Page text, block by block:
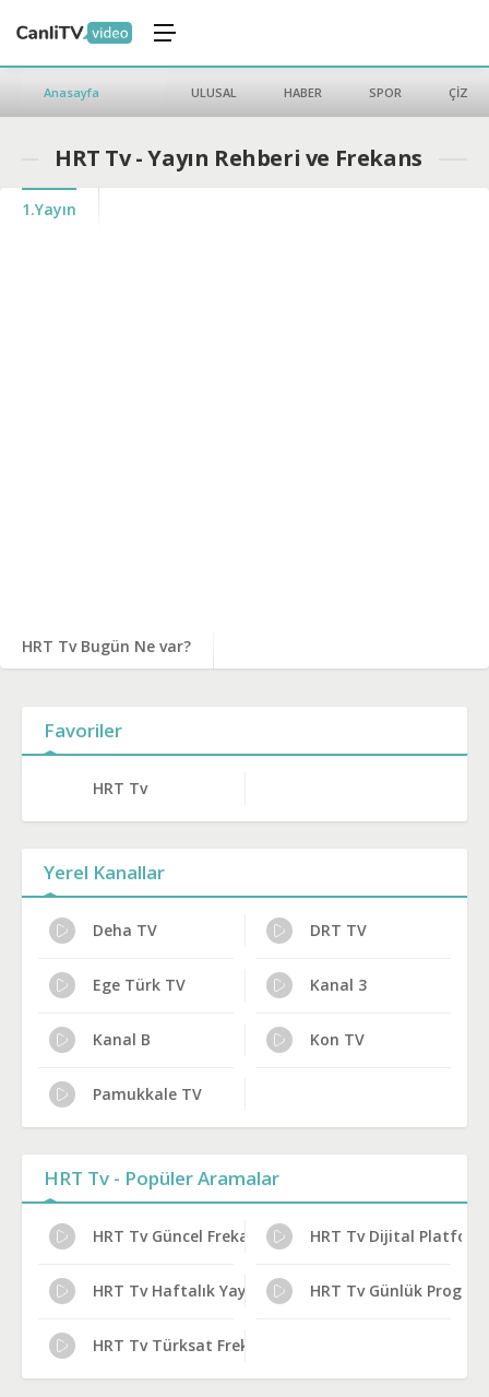
Anasayfa ULUSAL HABER SPOR ÇİZGİ
HRT Tv - Yayın Rehberi ve Frekans
1.Yayın
HRT Tv Bugün Ne var?
Favoriler
HRT Tv
Yerel Kanallar
Deha TV DRT TV
Ege Türk TV Kanal 3
Kanal B Kon TV
Pamukkale TV
HRT Tv - Popüler Aramalar
HRT Tv Güncel Frekans 2024 HRT Tv Dijital
HRT Tv Haftalık Yayın Planı HRT Tv Günlük Program
HRT Tv Türksat Frekans Bilgileri